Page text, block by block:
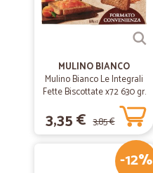
MULINO BIANCO
Mulino Bianco Le Integrali
Fette Biscottate x72 630 gr.
3,35 € 3,85 €
-12%